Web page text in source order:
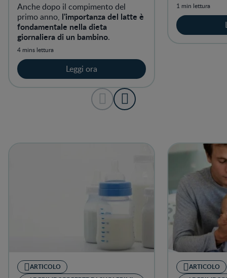
Anche dopo il compimento del
primo anno, l'importanza del latte è
fondamentale nella dieta
giornaliera di un bambino.
4 mins lettura
Leggi ora
1 min lettura
ARTICOLO
ARTICOLO